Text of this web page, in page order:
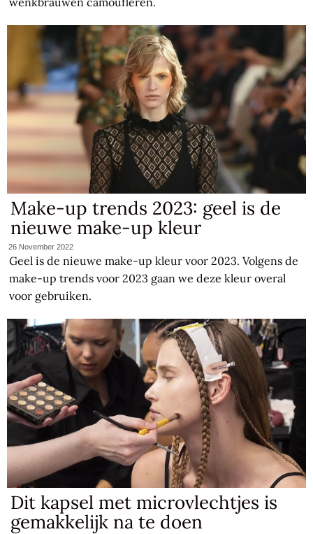
Make-up trends 2023: geel is de
nieuwe make-up kleur
26 November 2022
Geel is de nieuwe make-up kleur voor 2023. Volgens de
make-up trends voor 2023 gaan we deze kleur overal
voor gebruiken.
Dit kapsel met microvlechtjes is
gemakkelijk na te doen